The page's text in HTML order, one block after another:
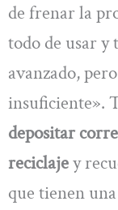
de frenar la
todo de usar y
avanzado,
insuficiente».
depositar
reciclajey
que tienen